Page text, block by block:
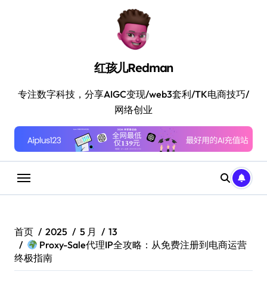
红孩儿Redman
专注数字科技，分享AIGC变现/web3套利/TK电商技巧/
网络创业
首页 2025 5 月
13
Proxy-Sale代理IP全攻略：从免费注册到电商运营
终极指南